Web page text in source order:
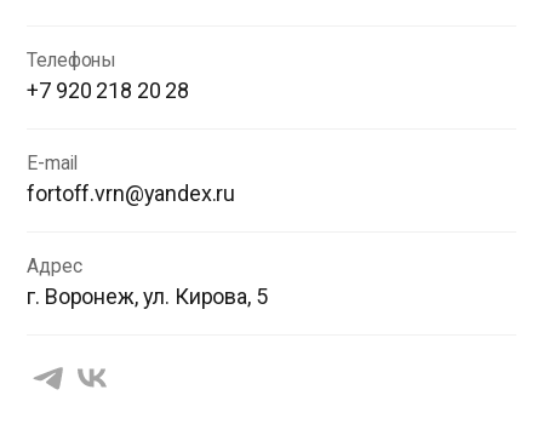
Телефоны
+7 920 218 20 28
E-mail
fortoff.vrn@yandex.ru
Адрес
г. Воронеж, ул. Кирова, 5